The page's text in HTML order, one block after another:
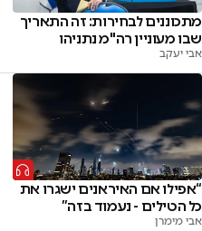
מתכוננים לבחירות: זה התאריך
שבו מעוניין רה"מ נתניהו
אבי יעקב
“אפילו אם האיראנים ישגרו את
כל הטילים - נעמוד בזה”
אבי מימרן